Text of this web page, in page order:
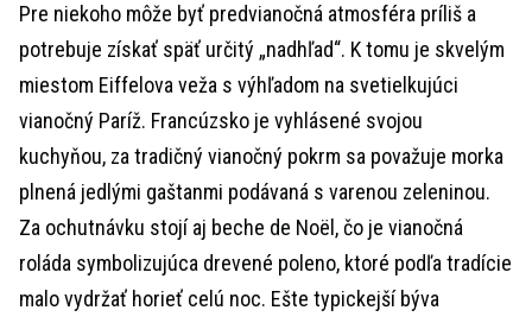
Pre niekoho môže byť predvianočná atmosféra príliš a
potrebuje získať späť určitý „nadhľad“. K tomu je skvelým
miestom Eiffelova veža s výhľadom na svetielkujúci
vianočný Paríž. Francúzsko je vyhlásené svojou
kuchyňou, za tradičný vianočný pokrm sa považuje morka
plnená jedlými gaštanmi podávaná s varenou zeleninou.
Za ochutnávku stojí aj beche de Noël, čo je vianočná
roláda symbolizujúca drevené poleno, ktoré podľa tradície
malo vydržať horieť celú noc. Ešte typickejší býva